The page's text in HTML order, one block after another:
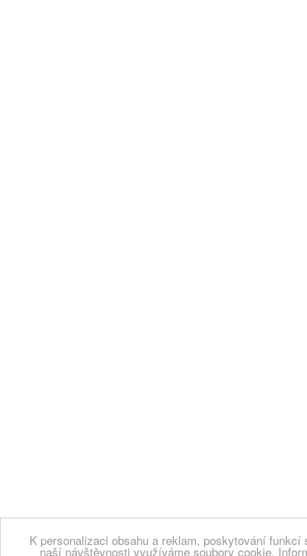
K personalizaci obsahu a reklam, poskytování
naší návštěvnosti využíváme soubory cookie.